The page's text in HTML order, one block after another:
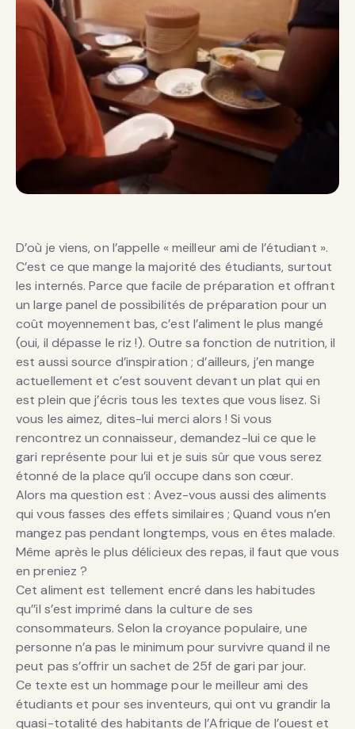
D’où je viens, on l’appelle « meilleur ami de l’étudiant ».
C’est ce que mange la majorité des étudiants, surtout
les internés. Parce que facile de préparation et offrant
un large panel de possibilités de préparation pour un
coût moyennement bas, c’est l’aliment le plus mangé
(oui, il dépasse le riz !). Outre sa fonction de nutrition, il
est aussi source d’inspiration ; d’ailleurs, j’en mange
actuellement et c’est souvent devant un plat qui en
est plein que j’écris tous les textes que vous lisez. Si
vous les aimez, dites-lui merci alors ! Si vous
rencontrez un connaisseur, demandez-lui ce que le
gari représente pour lui et je suis sûr que vous serez
étonné de la place qu’il occupe dans son cœur.
Alors ma question est : Avez-vous aussi des aliments
qui vous fasses des effets similaires ; Quand vous n’en
mangez pas pendant longtemps, vous en êtes malade.
Même après le plus délicieux des repas, il faut que vous
en preniez ?
Cet aliment est tellement encré dans les habitudes
qu’’il s’est imprimé dans la culture de ses
consommateurs. Selon la croyance populaire, une
personne n’a pas le minimum pour survivre quand il ne
peut pas s’offrir un sachet de 25f de gari par jour.
Ce texte est un hommage pour le meilleur ami des
étudiants et pour ses inventeurs, qui ont vu grandir la
quasi-totalité des habitants de l’Afrique de l’ouest et